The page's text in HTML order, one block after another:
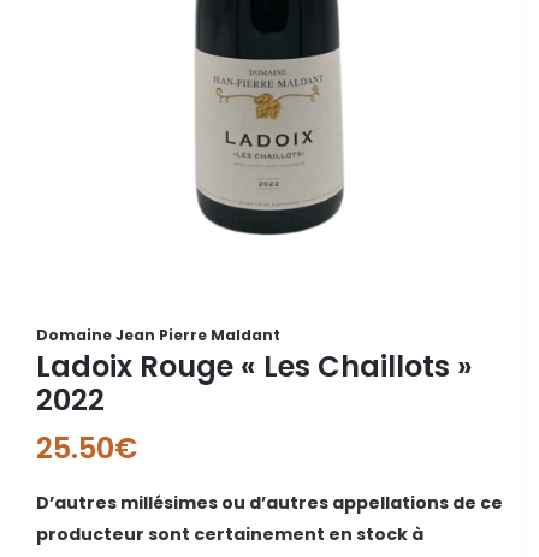
Domaine Jean Pierre Maldant
Ladoix Rouge « Les Chaillots »
2022
25.50€
D’autres millésimes ou d’autres appellations de ce
producteur sont certainement en stock à